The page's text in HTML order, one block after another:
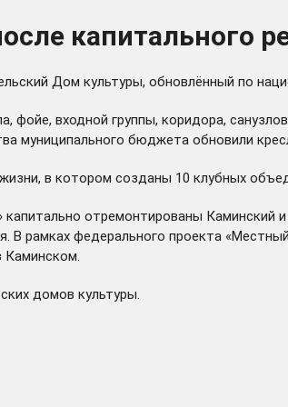
капитального
Дом культуры, обновлённый по
фойе, входной группы, коридора,
муниципального бюджета обновили
в котором созданы 10 клубных
отремонтированы
В рамках федерального проекта
Каминском.
домов культуры.